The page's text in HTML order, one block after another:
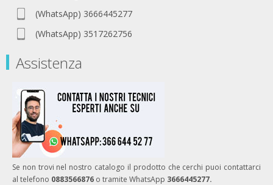
(WhatsApp) 3666445277
(WhatsApp) 3517262756
Assistenza
Se non trovi nel nostro catalogo il prodotto che cerchi puoi contattarci
al telefono 0883566876 o tramite WhatsApp 3666445277.